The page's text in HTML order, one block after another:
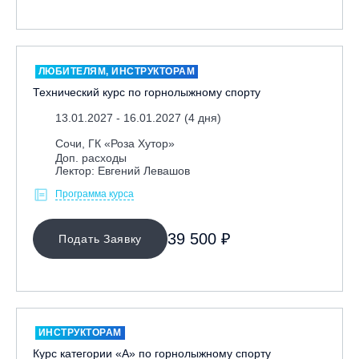
ОЧИСТИТЬ ФИЛЬТР
ЛЮБИТЕЛЯМ, ИНСТРУКТОРАМ
Технический курс по горнолыжному спорту
13.01.2027 - 16.01.2027 (4 дня)
Сочи, ГК «Роза Хутор»
Доп. расходы
Лектор: Евгений Левашов
Программа курса
Подать Заявку 39 500 ₽
ИНСТРУКТОРАМ
Курс категории «А» по горнолыжному спорту